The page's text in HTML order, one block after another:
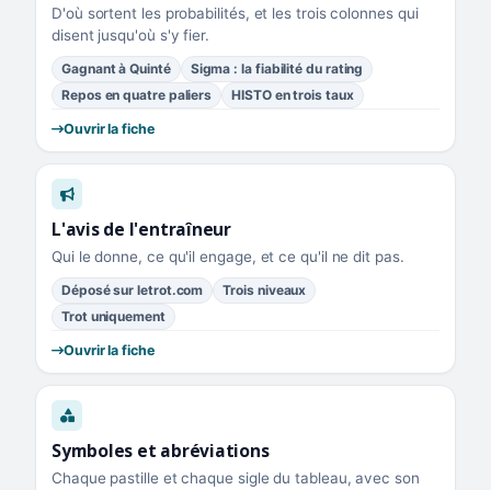
D'où sortent les probabilités, et les trois colonnes qui
disent jusqu'où s'y fier.
Gagnant à Quinté
Sigma : la fiabilité du rating
Repos en quatre paliers
HISTO en trois taux
Ouvrir la fiche
L'avis de l'entraîneur
Qui le donne, ce qu'il engage, et ce qu'il ne dit pas.
Déposé sur letrot.com
Trois niveaux
Trot uniquement
Ouvrir la fiche
Symboles et abréviations
Chaque pastille et chaque sigle du tableau, avec son